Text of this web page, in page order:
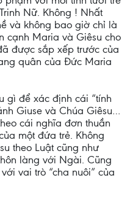
Nữ. Không ! Nhất
và không bao giờ chỉ là
cạnh Maria và Giêsu cho
được sắp xếp trước của
quân của Đức Maria
gì để xác định cái “tính
Giuse và Chúa Giêsu…
cái nghĩa đơn thuần
một đứa trẻ. Không
theo Luật cũng như
làng với Ngài. Cũng
vai trò “cha nuôi” của